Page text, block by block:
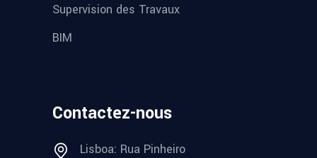
Supervision des Travaux
BIM
Contactez-nous
Lisboa: Rua Pinheiro